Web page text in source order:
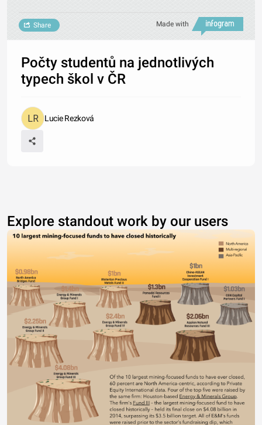
Made with
Share
Počty studentů na jednotlivých
typech škol v ČR
Lucie Rezková
Explore standout work by our users